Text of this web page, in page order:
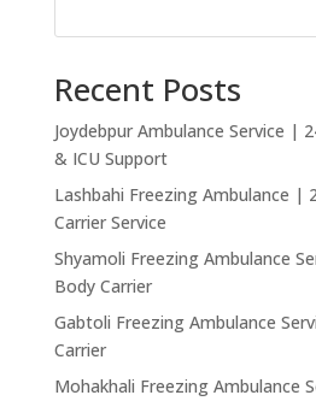
Recent Posts
Joydebpur Ambulance Service |
& ICU Support
Lashbahi Freezing Ambulance |
Carrier Service
Shyamoli Freezing Ambulance
Body Carrier
Gabtoli Freezing Ambulance
Carrier
Mohakhali Freezing Ambulance